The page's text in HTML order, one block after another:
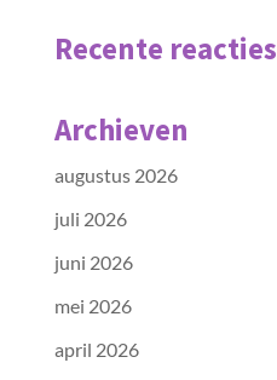
Recente reacties
Archieven
augustus 2026
juli 2026
juni 2026
mei 2026
april 2026